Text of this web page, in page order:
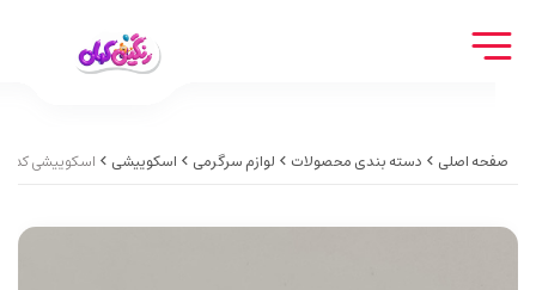
صفحه اصلی دسته بندی محصولات لوازم سرگرمی اسکوییشی اسکوییشی کد 26